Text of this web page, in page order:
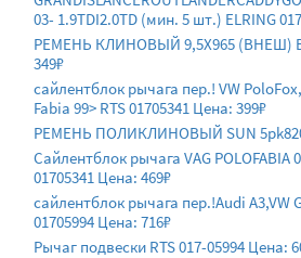
03- 1.9TDI2.0TD (мин. 5 шт.) ELRING
РЕМЕНЬ КЛИНОВЫЙ 9,5X965 (ВНЕШ)
349₽
сайлентблок рычага пер.! VW
Fabia 99> RTS 01705341 Цена: 399₽
РЕМЕНЬ ПОЛИКЛИНОВЫЙ SUN
Сайлентблок рычага VAG POLOFABIA
01705341 Цена: 469₽
сайлентблок рычага пер.!Audi A3,VW
01705994 Цена: 716₽
Рычаг подвески RTS 017-05994 Цена: